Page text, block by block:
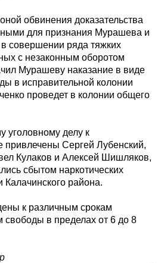
обвинения доказательства
для признания Мурашева и
совершении ряда тяжких
с незаконным оборотом
Мурашеву наказание в виде
в исправительной колонии
проведет в колонии общего
уголовному делу к
привлечены Сергей Лубенский,
Кулаков и Алексей Шишляков,
сбытом наркотических
Калачинского района.
к различным срокам
свободы в пределах от 6 до 8